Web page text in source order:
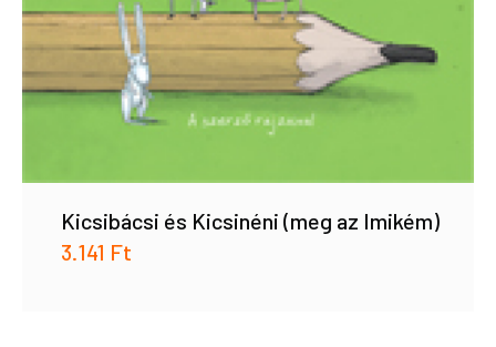
Kicsibácsi és Kicsinéni (meg az Imikém)
3.141 Ft